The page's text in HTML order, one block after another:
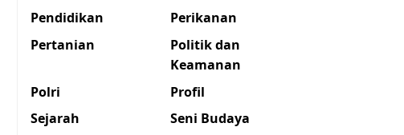
Pendidikan
Perikanan
Pertanian
Politik dan
Keamanan
Polri
Profil
Sejarah
Seni Budaya